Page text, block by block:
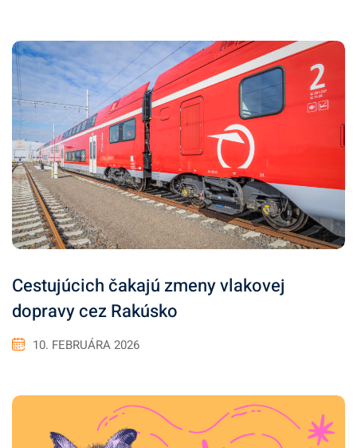
Cestujúcich čakajú zmeny vlakovej
dopravy cez Rakúsko
10. FEBRUÁRA 2026